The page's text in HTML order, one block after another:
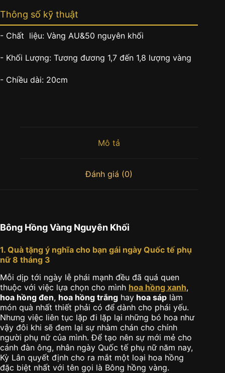
Thông số kỹ thuật
- Chất liệu: Vàng AU&50 nguyên khối
- Khối Lượng: Tương đương 1,7 đến 1,8 lượng vàng
- Chiều dài: 20cm
Mô tả
Đánh giá (0)
Bông Hồng Vàng Nguyên Khối
1. Quà tặng ý nghĩa cho bạn gái ngày Quốc tế phụ
nữ 8 tháng 3
Mỗi dịp tới ngày lễ phái mạnh đều đã quá quen
thuộc với việc lựa chọn cho mình hoa hồng xanh,
hoa hồng đen, hoa hồng trắng hay hoa sáp làm
món quà nhất thiết phải có để dành cho phái yếu.
Nhưng việc liên tục lặp đi lặp lại những bó hoa như
vậy đôi khi sẽ đem lại sự nhàm chán cho chính
người phụ nữ của mình. Để tạo nên sự mới mẻ cho
cánh đàn ông, nhân ngày Quốc tế phụ nữ năm nay,
Kỳ Lân quyết định cho ra mắt một loại hoa hồng
đặc biệt nhất với tên gọi là Bông hồng vàng.